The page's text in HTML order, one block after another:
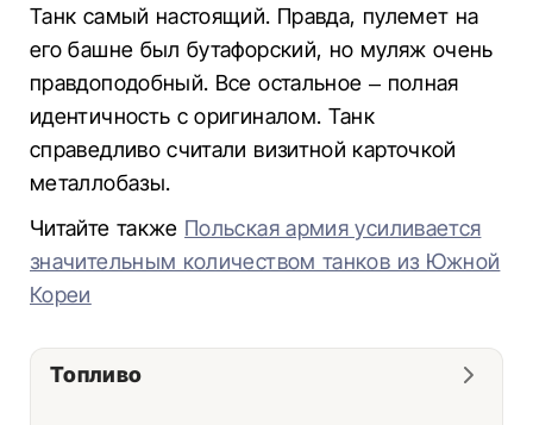
Танк самый настоящий. Правда, пулемет на
его башне был бутафорский, но муляж очень
правдоподобный. Все остальное – полная
идентичность с оригиналом. Танк
справедливо считали визитной карточкой
металлобазы.
Читайте также Польская армия усиливается
значительным количеством танков из Южной
Кореи
Топливо